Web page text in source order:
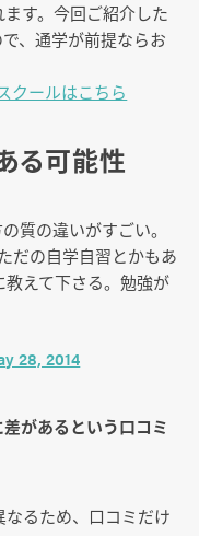
す。今回ご紹介した
、通学が前提ならお
クールはこちら
る可能性
質の違いがすごい。
だの自学自習とかもあ
えて下さる。勉強が
28, 2014
があるという口コミ
るため、口コミだけ